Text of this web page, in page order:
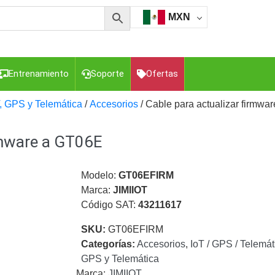
MXN
Entrenamiento Soporte Ofertas
para Computadora y Smartphones
y Brackets para CámarasPartes o
Transceptores de Video
Cable Coaxial y ConectoresCables Armados -
Para Alimentación y Electricidad
RG59 Tipo
GPS y Telemática /Accesorios / Cable para actualizar
a GT06E
Modelo: GT06EFIRM
Marca: JIMIIOT
Código SAT: 43211617
SKU: GT06EFIRM
Categorías: Accesorios, IoT / GPS /
GPS y Telemática